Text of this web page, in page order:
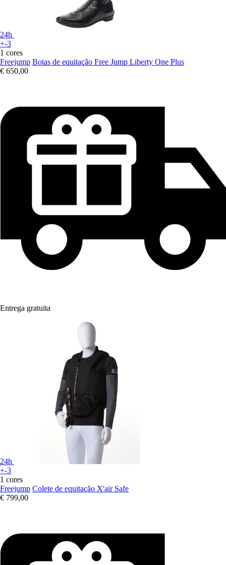
24h
+-3
1 cores
Freejump Botas de equitação Free Jump Liberty One Plus
€ 650,00
Entrega gratuita
24h
+-3
1 cores
Freejump Colete de equitação X'air Safe
€ 799,00